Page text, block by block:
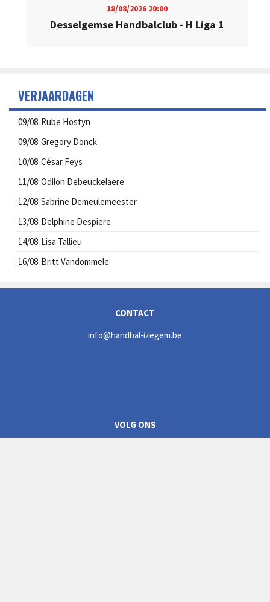
18/08/2026 20:00
Desselgemse Handbalclub - H Liga 1
VERJAARDAGEN
09/08 Rube Hostyn
09/08 Gregory Donck
10/08 César Feys
11/08 Odilon Debeuckelaere
12/08 Sabrine Demeulemeester
13/08 Delphine Despiere
14/08 Lisa Tallieu
16/08 Britt Vandommele
CONTACT
info@handbal-izegem.be
VOLG ONS